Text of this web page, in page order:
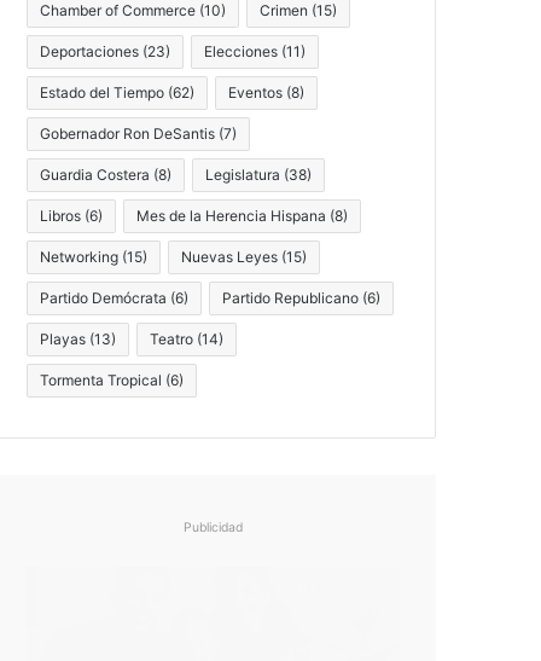
Chamber of Commerce (10) Crimen (15)
Deportaciones (23) Elecciones (11)
Estado del Tiempo (62) Eventos (8)
Gobernador Ron DeSantis (7)
Guardia Costera (8) Legislatura (38)
Libros (6) Mes de la Herencia Hispana (8)
Networking (15) Nuevas Leyes (15)
Partido Demócrata (6) Partido Republicano (6)
Playas (13) Teatro (14)
Tormenta Tropical (6)
Publicidad